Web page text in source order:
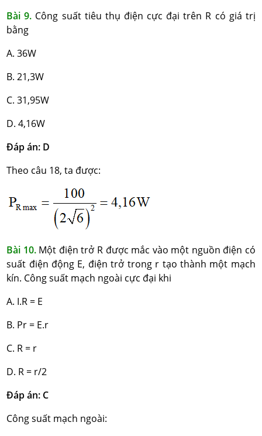
Bài 9. Công suất tiêu thụ điện cực đại trên R có giá trị
bằng
A. 36W
B. 21,3W
C. 31,95W
D. 4,16W
Đáp án: D
Theo câu 18, ta được:
Bài 10. Một điện trở R được mắc vào một nguồn điện có
suất điện động E, điện trở trong r tạo thành một mạch
kín. Công suất mạch ngoài cực đại khi
A. I.R = E
B. Pr = E.r
C. R = r
D. R = r/2
Đáp án: C
Công suất mạch ngoài: